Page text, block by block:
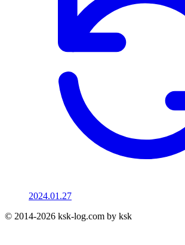
2024.01.27
© 2014-2026 ksk-log.com by ksk